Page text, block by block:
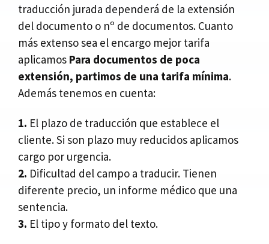
traducción jurada dependerá de la extensión
del documento o nº de documentos. Cuanto
más extenso sea el encargo mejor tarifa
aplicamos Para documentos de poca
extensión, partimos de una tarifa mínima.
Además tenemos en cuenta:
1. El plazo de traducción que establece el
cliente. Si son plazo muy reducidos aplicamos
cargo por urgencia.
2. Dificultad del campo a traducir. Tienen
diferente precio, un informe médico que una
sentencia.
3. El tipo y formato del texto.